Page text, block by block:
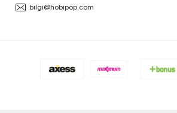
bilgi@hobipop.com